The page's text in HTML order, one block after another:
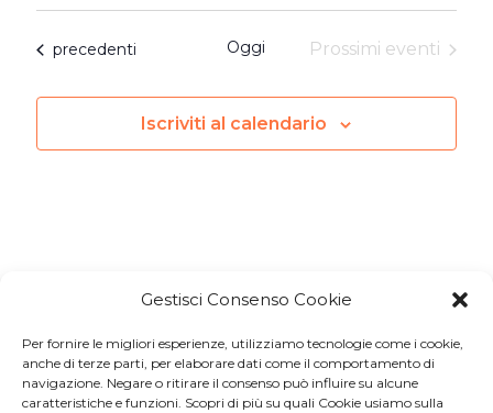
Gestisci Consenso Cookie
Per fornire le migliori esperienze, utilizziamo tecnologie come i cookie,
anche di terze parti, per elaborare dati come il comportamento di
navigazione. Negare o ritirare il consenso può influire su alcune
caratteristiche e funzioni. Scopri di più su quali Cookie usiamo sulla
Eventi
precedenti Oggi Prossimi eventi
Iscriviti al calendario
Iscriviti aMacondo Post, la
Newsletter di BuendiaBooks